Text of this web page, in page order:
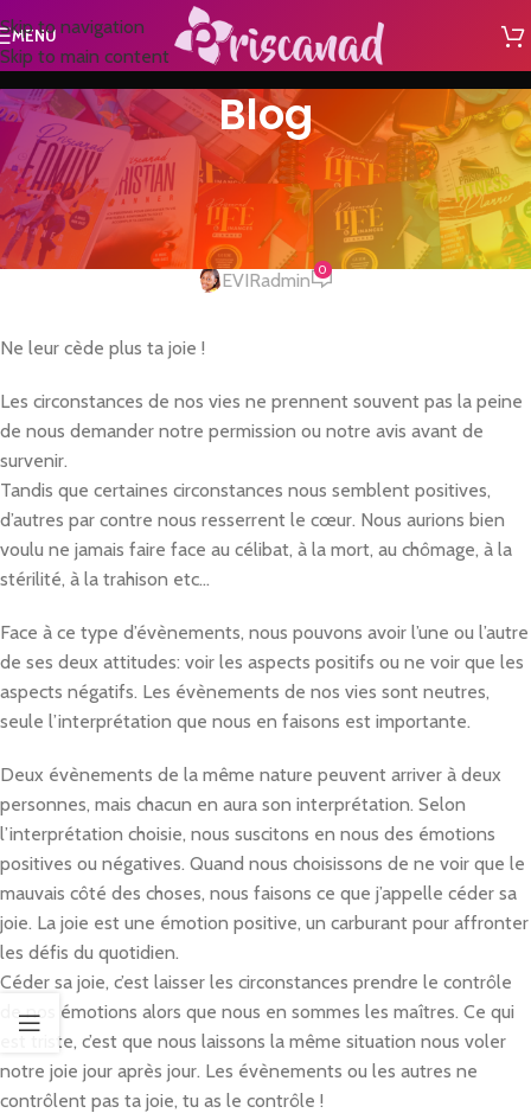
Skip to navigation
Skip to main content
MENU
Blog
NON CLASSÉ
Nul ne peut te voler ta joie sans
ton consentement
EVIRadmin 0
Ne leur cède plus ta joie !
Les circonstances de nos vies ne prennent souvent pas la peine
de nous demander notre permission ou notre avis avant de
survenir.
Tandis que certaines circonstances nous semblent positives,
d’autres par contre nous resserrent le cœur. Nous aurions bien
voulu ne jamais faire face au célibat, à la mort, au chômage, à la
stérilité, à la trahison etc…
Face à ce type d’évènements, nous pouvons avoir l’une ou l’autre
de ses deux attitudes: voir les aspects positifs ou ne voir que les
aspects négatifs. Les évènements de nos vies sont neutres,
seule l’interprétation que nous en faisons est importante.
Deux évènements de la même nature peuvent arriver à deux
personnes, mais chacun en aura son interprétation. Selon
l’interprétation choisie, nous suscitons en nous des émotions
positives ou négatives. Quand nous choisissons de ne voir que le
mauvais côté des choses, nous faisons ce que j’appelle céder sa
joie. La joie est une émotion positive, un carburant pour affronter
les défis du quotidien.
Céder sa joie, c’est laisser les circonstances prendre le contrôle
de nos émotions alors que nous en sommes les maîtres. Ce qui
est triste, c’est que nous laissons la même situation nous voler
notre joie jour après jour. Les évènements ou les autres ne
contrôlent pas ta joie, tu as le contrôle !